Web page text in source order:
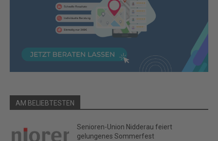
AM BELIEBTESTEN
Senioren-Union Nidderau feiert
gelungenes Sommerfest